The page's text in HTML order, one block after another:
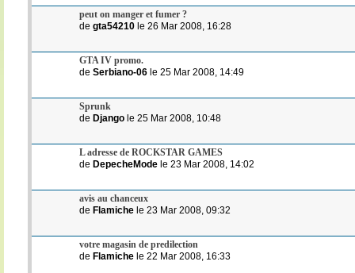
peut on manger et fumer ?
de gta54210le 26 Mar 2008, 16:28
GTA IV promo.
de Serbiano-06le 25 Mar 2008, 14:49
Sprunk
de Djangole 25 Mar 2008, 10:48
L adresse de ROCKSTAR GAMES
de DepecheModele 23 Mar 2008, 14:02
avis au chanceux
de Flamichele 23 Mar 2008, 09:32
votre magasin de predilection
de Flamichele 22 Mar 2008, 16:33